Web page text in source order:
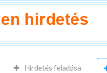
Hirdetés feladása